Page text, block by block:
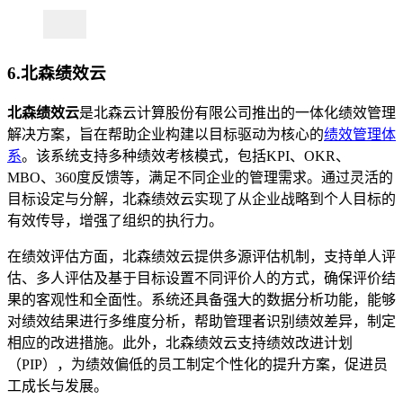
6.北森绩效云
北森绩效云是北森云计算股份有限公司推出的一体化绩效管理
解决方案，旨在帮助企业构建以目标驱动为核心的绩效管理体
系。该系统支持多种绩效考核模式，包括KPI、OKR、
MBO、360度反馈等，满足不同企业的管理需求。通过灵活的
目标设定与分解，北森绩效云实现了从企业战略到个人目标的
有效传导，增强了组织的执行力。
在绩效评估方面，北森绩效云提供多源评估机制，支持单人评
估、多人评估及基于目标设置不同评价人的方式，确保评价结
果的客观性和全面性。系统还具备强大的数据分析功能，能够
对绩效结果进行多维度分析，帮助管理者识别绩效差异，制定
相应的改进措施。此外，北森绩效云支持绩效改进计划
（PIP），为绩效偏低的员工制定个性化的提升方案，促进员
工成长与发展。